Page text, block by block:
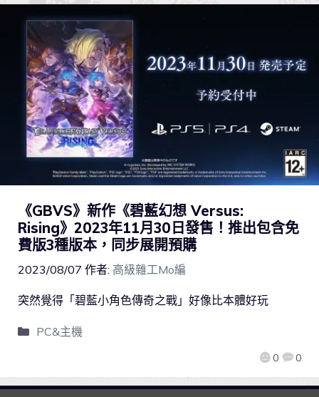
《GBVS》新作《碧藍幻想 Versus:
Rising》2023年11月30日發售！推出包含免
費版3種版本，同步展開預購
2023/08/07 作者: 高級雜工Mo編
0 0
突然覺得「碧藍小角色傳奇之戰」好像比本體好玩
PC&主機